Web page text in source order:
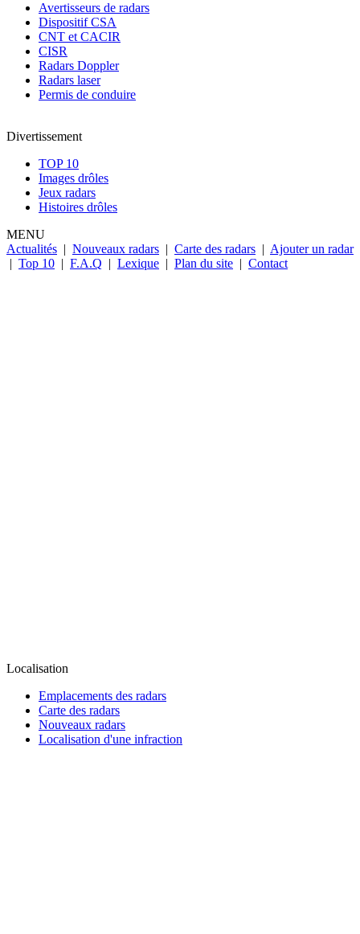
Avertisseurs de radars
Dispositif CSA
CNT et CACIR
CISR
Radars Doppler
Radars laser
Permis de conduire
Divertissement
TOP 10
Images drôles
Jeux radars
Histoires drôles
MENU
Actualités | Nouveaux radars | Carte des radars | Ajouter un radar
| Top 10 | F.A.Q | Lexique | Plan du site | Contact
Localisation
Emplacements des radars
Carte des radars
Nouveaux radars
Localisation d'une infraction